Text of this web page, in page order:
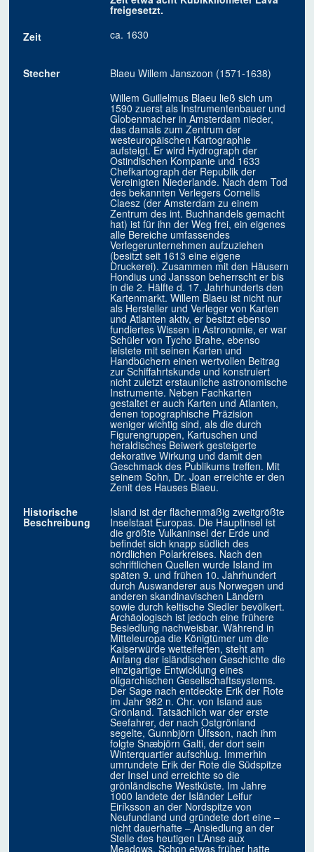
freigesetzt.
Zeit
ca. 1630
Stecher
Blaeu Willem Janszoon (1571-1638)
Willem Guillelmus Blaeu ließ sich um
1590 zuerst als Instrumentenbauer und
Globenmacher in Amsterdam nieder,
das damals zum Zentrum der
westeuropäischen Kartographie
aufsteigt. Er wird Hydrograph der
Ostindischen Kompanie und 1633
Chefkartograph der Republik der
Vereinigten Niederlande. Nach dem Tod
des bekannten Verlegers Cornelis
Claesz (der Amsterdam zu einem
Zentrum des int. Buchhandels gemacht
hat) ist für ihn der Weg frei, ein eigenes
alle Bereiche umfassendes
Verlegerunternehmen aufzuziehen
(besitzt seit 1613 eine eigene
Druckerei). Zusammen mit den Häusern
Hondius und Jansson beherrscht er bis
in die 2. Hälfte d. 17. Jahrhunderts den
Kartenmarkt. Willem Blaeu ist nicht nur
als Hersteller und Verleger von Karten
und Atlanten aktiv, er besitzt ebenso
fundiertes Wissen in Astronomie, er war
Schüler von Tycho Brahe, ebenso
leistete mit seinen Karten und
Handbüchern einen wertvollen Beitrag
zur Schiffahrtskunde und konstruiert
nicht zuletzt erstaunliche astronomische
Instrumente. Neben Fachkarten
gestaltet er auch Karten und Atlanten,
denen topographische Präzision
weniger wichtig sind, als die durch
Figurengruppen, Kartuschen und
heraldisches Beiwerk gesteigerte
dekorative Wirkung und damit den
Geschmack des Publikums treffen. Mit
seinem Sohn, Dr. Joan erreichte er den
Zenit des Hauses Blaeu.
Historische
Beschreibung
Island ist der flächenmäßig zweitgrößte
Inselstaat Europas. Die Hauptinsel ist
die größte Vulkaninsel der Erde und
befindet sich knapp südlich des
nördlichen Polarkreises. Nach den
schriftlichen Quellen wurde Island im
späten 9. und frühen 10. Jahrhundert
durch Auswanderer aus Norwegen und
anderen skandinavischen Ländern
sowie durch keltische Siedler bevölkert.
Archäologisch ist jedoch eine frühere
Besiedlung nachweisbar. Während in
Mitteleuropa die Königtümer um die
Kaiserwürde wetteiferten, steht am
Anfang der isländischen Geschichte die
einzigartige Entwicklung eines
oligarchischen Gesellschaftssystems.
Der Sage nach entdeckte Erik der Rote
im Jahr 982 n. Chr. von Island aus
Grönland. Tatsächlich war der erste
Seefahrer, der nach Ostgrönland
segelte, Gunnbjörn Úlfsson, nach ihm
folgte Snæbjörn Galti, der dort sein
Winterquartier aufschlug. Immerhin
umrundete Erik der Rote die Südspitze
der Insel und erreichte so die
grönländische Westküste. Im Jahre
1000 landete der Isländer Leifur
Eiríksson an der Nordspitze von
Neufundland und gründete dort eine –
nicht dauerhafte – Ansiedlung an der
Stelle des heutigen L’Anse aux
Meadows. Schon etwas früher hatte